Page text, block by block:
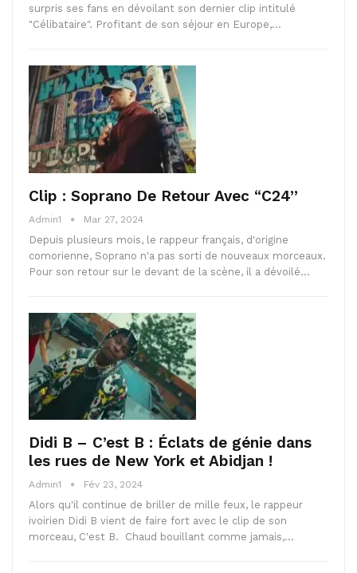
surpris ses fans en dévoilant son dernier clip intitulé
"Célibataire". Profitant de son séjour en Europe,…
Clip : Soprano De Retour Avec “C24”
Admin1 Mar 27, 2024
Depuis plusieurs mois, le rappeur français, d'origine
comorienne, Soprano n'a pas sorti de nouveaux morceaux.
Pour son retour sur le devant de la scène, il a dévoilé…
Didi B – C’est B : Éclats de génie dans
les rues de New York et Abidjan !
Admin1 Fév 23, 2024
Alors qu'il continue de briller de mille feux, le rappeur
ivoirien Didi B vient de faire fort avec le clip de son
morceau, C'est B. Chaud bouillant comme jamais,…